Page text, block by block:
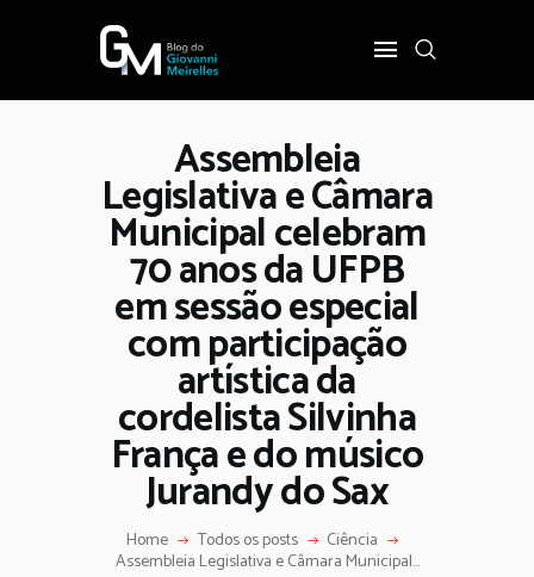
Assembleia
Legislativa e Câmara
Municipal celebram
70 anos da UFPB
em sessão especial
com participação
artística da
cordelista Silvinha
França e do músico
Jurandy do Sax
Home Todos os posts Ciência
Assembleia Legislativa e Câmara Municipal...
POLÍTICA
COTIDIANO
OPINIÃO
PODER
SOBRE